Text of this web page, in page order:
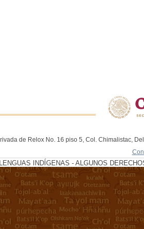
de Relox No. 16 piso 5, Col. Chimalistac,
INDÍGENAS - ALGUNOS